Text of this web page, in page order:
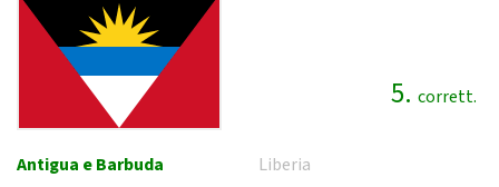
5. corrett.
Antigua e Barbuda
Liberia